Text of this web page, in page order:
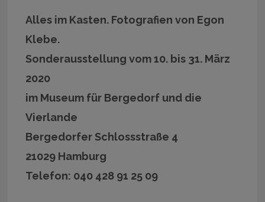
Alles im Kasten. Fotografien von Egon
Klebe.
Sonderausstellung vom 10. bis 31. März
2020
im Museum für Bergedorf und die
Vierlande
Bergedorfer Schlossstraße 4
21029 Hamburg
Telefon: 040 428 91 25 09